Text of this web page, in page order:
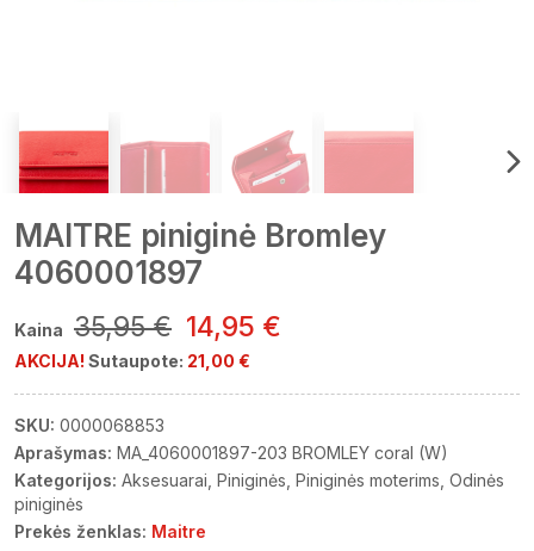
MAITRE piniginė Bromley
4060001897
Kaina 35,95 € 14,95 €
AKCIJA! Sutaupote: 21,00 €
SKU: 0000068853
Aprašymas: MA_4060001897-203 BROMLEY coral (W)
Kategorijos: Aksesuarai Piniginės Piniginės moterims Odinės
piniginės
Prekės ženklas: Maitre